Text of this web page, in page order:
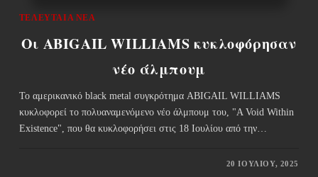
ΤΕΛΕΥΤΑΊΑ ΝΈΑ
Οι ABIGAIL WILLIAMS κυκλοφόρησαν
νέο άλμπουμ
Το αμερικανικό black metal συγκρότημα ABIGAIL WILLIAMS
κυκλοφορεί το πολυαναμενόμενο νέο άλμπουμ του, "A Void Within
Existence", που θα κυκλοφορήσει στις 18 Ιουλίου από την…
20 ΙΟΥΛΊΟΥ, 2025